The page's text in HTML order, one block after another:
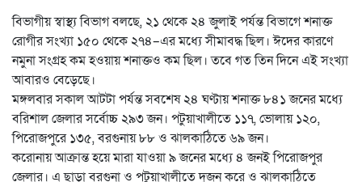
বিভাগীয় স্বাস্থ্য বিভাগ বলছে, ২১ থেকে ২৪ জুলাই পর্যন্ত বিভাগে শনাক্ত
রোগীর সংখ্যা ১৫০ থেকে ২৭৪–এর মধ্যে সীমাবদ্ধ ছিল। ঈদের কারণে
নমুনা সংগ্রহ কম হওয়ায় শনাক্তও কম ছিল। তবে গত তিন দিনে এই সংখ্যা
আবারও বেড়েছে।
মঙ্গলবার সকাল আটটা পর্যন্ত সবশেষ ২৪ ঘণ্টায় শনাক্ত ৮৪১ জনের মধ্যে
বরিশাল জেলার সর্বোচ্চ ২৯৩ জন। পটুয়াখালীতে ১১৭, ভোলায় ১২০,
পিরোজপুরে ১৩৫, বরগুনায় ৮৮ ও ঝালকাঠিতে ৬৯ জন।
করোনায় আক্রান্ত হয়ে মারা যাওয়া ৯ জনের মধ্যে ৪ জনই পিরোজপুর
জেলার। এ ছাড়া বরগুনা ও পটুয়াখালীতে দুজন করে ও ঝালকাঠিতে